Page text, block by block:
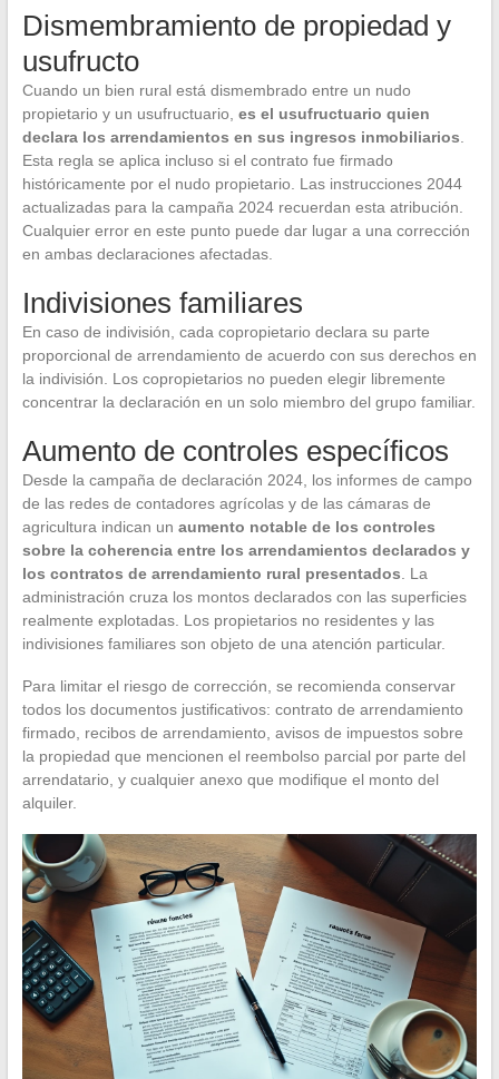
Dismembramiento de propiedad y
usufructo
Cuando un bien rural está dismembrado entre un nudo
propietario y un usufructuario, es el usufructuario quien
declara los arrendamientos en sus ingresos inmobiliarios
Esta regla se aplica incluso si el contrato fue firmado
históricamente por el nudo propietario. Las instrucciones 2044
actualizadas para la campaña 2024 recuerdan esta atribución.
Cualquier error en este punto puede dar lugar a una corrección
en ambas declaraciones afectadas.
Indivisiones familiares
En caso de indivisión, cada copropietario declara su parte
proporcional de arrendamiento de acuerdo con sus derechos en
la indivisión. Los copropietarios no pueden elegir libremente
concentrar la declaración en un solo miembro del grupo familiar.
Aumento de controles específicos
Desde la campaña de declaración 2024, los informes de campo
de las redes de contadores agrícolas y de las cámaras de
agricultura indican un aumento notable de los controles
sobre la coherencia entre los arrendamientos declarados y
los contratos de arrendamiento rural presentados . La
administración cruza los montos declarados con las superficies
realmente explotadas. Los propietarios no residentes y las
indivisiones familiares son objeto de una atención particular.
Para limitar el riesgo de corrección, se recomienda conservar
todos los documentos justificativos: contrato de arrendamiento
firmado, recibos de arrendamiento, avisos de impuestos sobre
la propiedad que mencionen el reembolso parcial por parte del
arrendatario, y cualquier anexo que modifique el monto del
alquiler.